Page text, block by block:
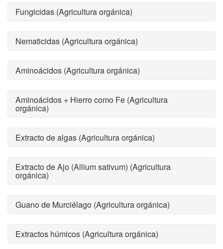
Fungicidas (Agricultura orgánica)
Nematicidas (Agricultura orgánica)
Aminoácidos (Agricultura orgánica)
Aminoácidos + Hierro como Fe (Agricultura
orgánica)
Extracto de algas (Agricultura orgánica)
Extracto de Ajo (Allium sativum) (Agricultura
orgánica)
Guano de Murciélago (Agricultura orgánica)
Extractos húmicos (Agricultura orgánica)